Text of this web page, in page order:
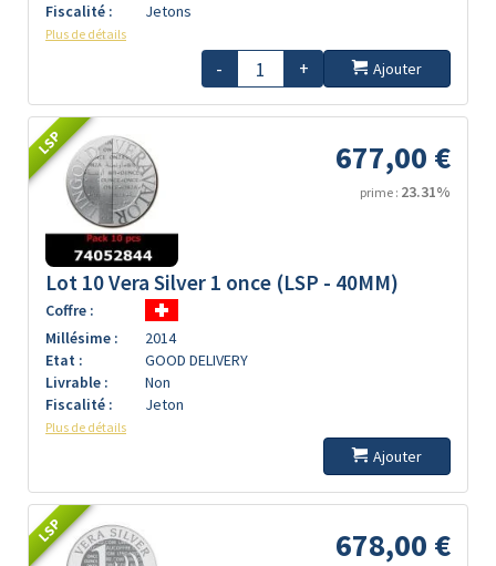
Fiscalité :
Jetons
Plus de détails
- + Ajouter
LSP 677,00 €
prime : 23.31%
Lot 10 Vera Silver 1 once (LSP - 40MM)
Coffre :
Millésime :
2014
Etat :
GOOD DELIVERY
Livrable :
Non
Fiscalité :
Jeton
Plus de détails
Ajouter
LSP 678,00 €